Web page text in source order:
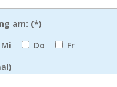
am: (*)
Mi Do
Fr